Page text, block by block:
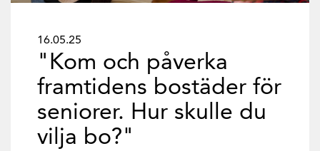
16.05.25
"Kom och påverka
framtidens bostäder för
seniorer. Hur skulle du
vilja bo?"